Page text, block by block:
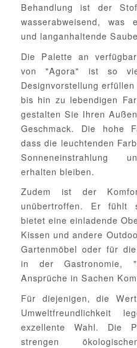
Behandlung ist der
wasserabweisend, was
und langanhaltende
Die Palette an
von "Agora" ist so
Designvorstellung
bis hin zu lebendigen
gestalten Sie Ihren
Geschmack. Die hohe
dass die leuchtenden
Sonneneinstrahlung
erhalten bleiben.
Zudem ist der
unübertroffen. Er fühlt
bietet eine einladende
Kissen und andere
Gartenmöbel oder für
in der Gastronomie,
Ansprüche in Sachen
Für diejenigen, die
Umweltfreundlichkeit
exzellente Wahl. Die
strengen